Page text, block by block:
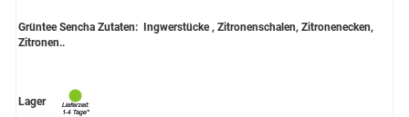
Aromatisierter Schwarztee
Grüntee Sencha Zutaten: Ingwerstücke , Zitronenschalen, Zitronenecken,
Zitronen..
Lager